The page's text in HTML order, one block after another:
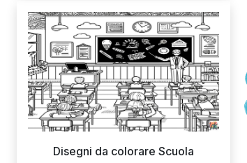
Disegni da colorare Scuola